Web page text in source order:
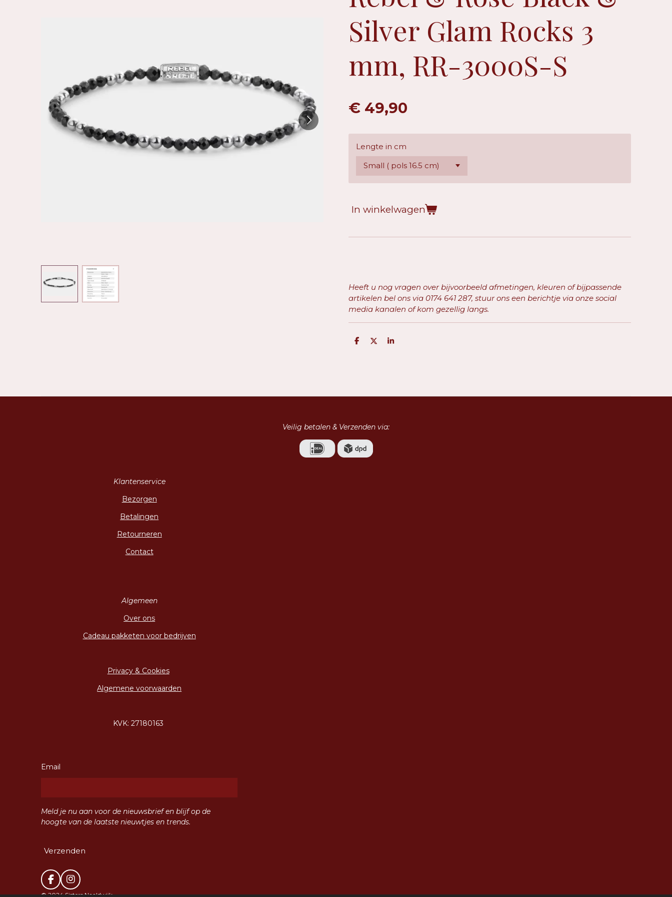
Silver Glam Rocks 3
mm, RR-3000S-S
€ 49,90
Lengte in cm
In winkelwagen
Heeft u nog vragen over bijvoorbeeld afmetingen, kleuren of bijpassende
artikelen bel ons via 0174 641 287, stuur ons een berichtje via onze social
media kanalen of kom gezellig langs.
D
D
S
Veilig betalen & Verzenden via:
Klantenservice
Bezorgen
Betalingen
Retourneren
Contact
Algemeen
Over ons
Cadeau pakketen voor bedrijven
Privacy & Cookies
Algemene voorwaarden
KVK: 27180163
Email
Meld je nu aan voor de nieuwsbrief en blijf op de
hoogte van de laatste nieuwtjes en trends.
Verzenden
F
a
I
n
© 2024 Sisters Naaldwijk